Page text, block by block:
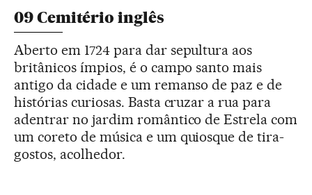
09 Cemitério inglês
Aberto em 1724 para dar sepultura aos
britânicos ímpios, é o campo santo mais
antigo da cidade e um remanso de paz e de
histórias curiosas. Basta cruzar a rua para
adentrar no jardim romântico de Estrela com
um coreto de música e um quiosque de tira-
gostos, acolhedor.